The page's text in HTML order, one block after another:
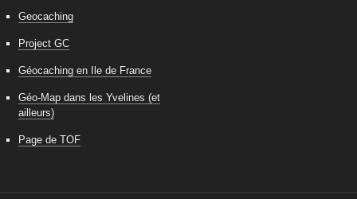
Geocaching
Project GC
Géocaching en Ile de France
Géo-Map dans les Yvelines (et
ailleurs)
Page de TOF